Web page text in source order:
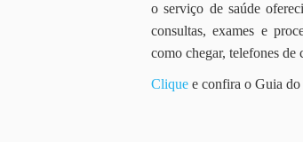
o serviço de saúde
consultas, exames e
como chegar, telefones
Clique e confira o Guia do